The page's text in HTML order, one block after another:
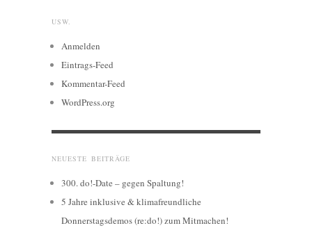
USW.
Anmelden
Eintrags-Feed
Kommentar-Feed
WordPress.org
NEUESTE BEITRÄGE
300. do!-Date – gegen Spaltung!
5 Jahre inklusive & klimafreundliche
Donnerstagsdemos (re:do!) zum Mitmachen!